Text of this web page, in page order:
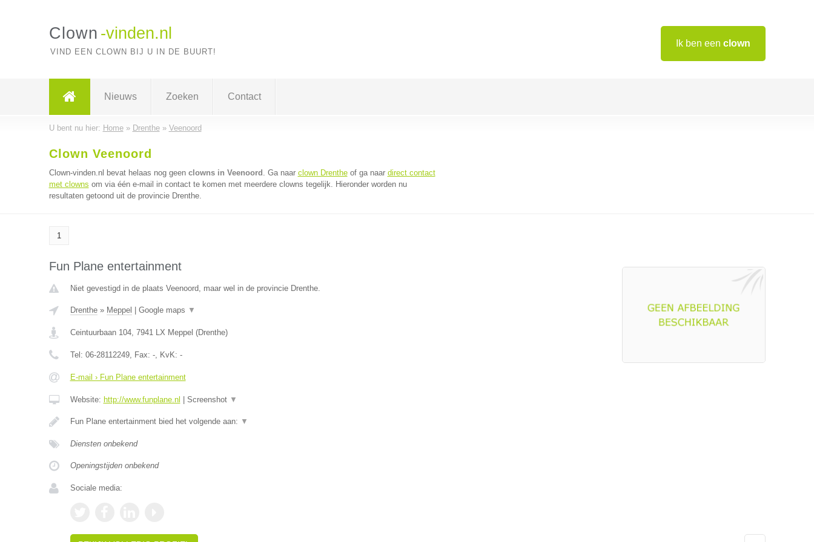
Ik ben een clown
Clown -vinden.nl
VIND EEN CLOWN BIJ U IN DE BUURT!
Nieuws Zoeken Contact
U bent nu hier: Home» Drenthe» Veenoord
Clown Veenoord
Clown-vinden.nl bevat helaas nog geen clowns in Veenoord . Ga naar clown Drentheof ga naar direct contact
met clowns om via één e-mail in contact te komen met meerdere clowns tegelijk. Hieronder worden nu
resultaten getoond uit de provincie Drenthe.
1
Fun Plane entertainment
Niet gevestigd in de plaats Veenoord, maar wel in de provincie Drenthe.
Drenthe» Meppel Google maps ▼
Ceintuurbaan 104, 7941 LX Meppel (Drenthe)
Tel: 06-28112249, Fax: -, KvK: -
E-mail › Fun Plane entertainment
Website: http://www.funplane.nl Screenshot ▼
Fun Plane entertainment bied het volgende aan: ▼
Diensten onbekend
Openingstijden onbekend
Sociale media: